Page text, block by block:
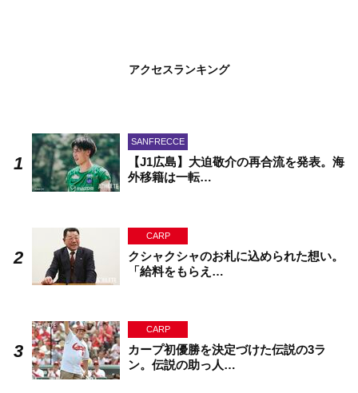
アクセスランキング
SANFRECCE
【J1広島】大迫敬介の再合流を発表。海
外移籍は一転…
CARP
クシャクシャのお札に込められた想い。
「給料をもらえ…
CARP
カープ初優勝を決定づけた伝説の3ラ
ン。伝説の助っ人…